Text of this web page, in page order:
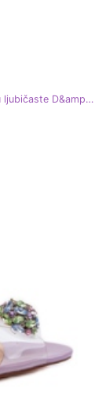
S.Barski Elegantne ženske sandale na visoku petu ljubičaste D&amp;A MR38-549 ljubičasta